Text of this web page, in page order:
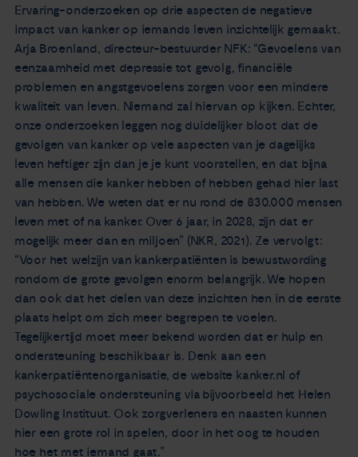
Ervaring-onderzoeken op drie aspecten de negatieve
impact van kanker op iemands leven inzichtelijk gemaakt.
Arja Broenland, directeur-bestuurder NFK: “Gevoelens van
eenzaamheid met depressie tot gevolg, financiële
problemen en angstgevoelens zorgen voor een mindere
kwaliteit van leven. Niemand zal hiervan op kijken. Echter,
onze onderzoeken leggen nog duidelijker bloot dat de
gevolgen van kanker op vele aspecten van je dagelijks
leven heftiger zijn dan je je kunt voorstellen, en dat bijna
alle mensen die kanker hebben of hebben gehad hier last
van hebben. We weten dat er nu rond de 830.000 mensen
leven met of na kanker. Over 6 jaar, in 2028, zijn dat er
mogelijk meer dan en miljoen” (NKR, 2021). Ze vervolgt:
“Voor het welzijn van kankerpatiënten is bewustwording
rondom de grote gevolgen enorm belangrijk. We hopen
dan ook dat het delen van deze inzichten hen in de eerste
plaats helpt om zich meer begrepen te voelen.
Tegelijkertijd moet meer bekend worden dat er hulp en
ondersteuning beschikbaar is. Denk aan een
kankerpatiëntenorganisatie, de website kanker.nl of
psychosociale ondersteuning via bijvoorbeeld het Helen
Dowling Instituut. Ook zorgverleners en naasten kunnen
hier een grote rol in spelen, door in het oog te houden
hoe het met iemand gaat.”